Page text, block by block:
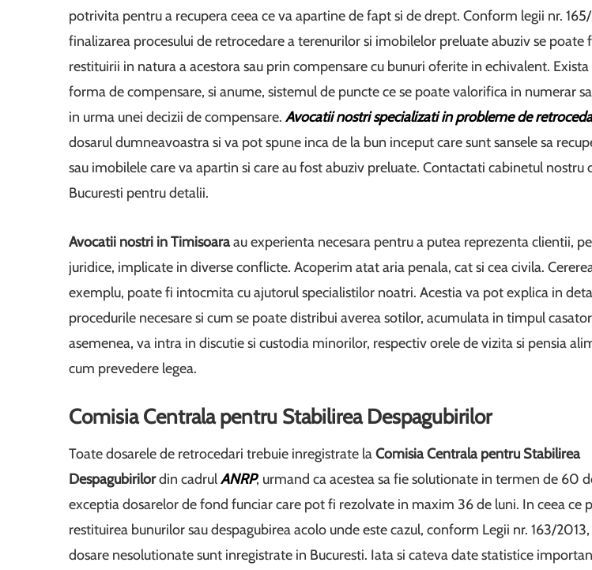
potrivita pentru a recupera ceea ce va apartine de fapt si de drept. Conform legii nr.
finalizarea procesului de retrocedare a terenurilor si imobilelor preluate abuziv se poate
restituirii in natura a acestora sau prin compensare cu bunuri oferite in echivalent.
forma de compensare, si anume, sistemul de puncte ce se poate valorifica in numerar
in urma unei decizii de compensare. Avocatii nostri specializati in probleme de
dosarul dumneavoastra si va pot spune inca de la bun inceput care sunt sansele sa
sau imobilele care va apartin si care au fost abuziv preluate. Contactati cabinetul nostru
Bucuresti pentru detalii.
Avocatii nostri in Timisoaraau experienta necesara pentru a putea reprezenta clientii,
juridice, implicate in diverse conflicte. Acoperim atat aria penala, cat si cea civila.
exemplu, poate fi intocmita cu ajutorul specialistilor noatri. Acestia va pot explica in
procedurile necesare si cum se poate distribui averea sotilor, acumulata in timpul
asemenea, va intra in discutie si custodia minorilor, respectiv orele de vizita si pensia
cum prevedere legea.
Comisia Centrala pentru Stabilirea Despagubirilor
Toate dosarele de retrocedari trebuie inregistrate laComisia Centrala pentru Stabilirea
Despagubirilordin cadrulANRP, urmand ca acestea sa fie solutionate in termen de 60
exceptia dosarelor de fond funciar care pot fi rezolvate in maxim 36 de luni. In ceea ce
restituirea bunurilor sau despagubirea acolo unde este cazul, conform Legii nr. 163/
dosare nesolutionate sunt inregistrate in Bucuresti. Iata si cateva date statistice